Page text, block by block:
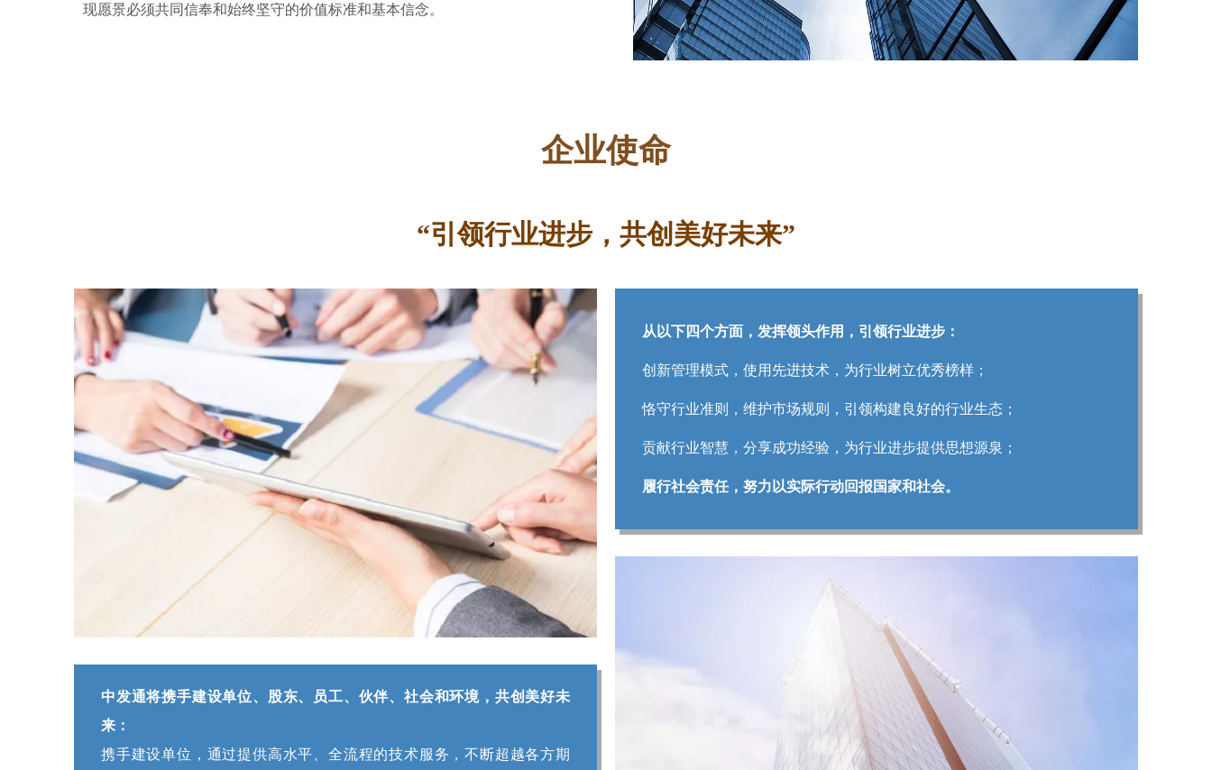
现愿景必须共同信奉和始终坚守的价值标准和基本信念。
企业使命
“引领行业进步，共创美好未来”
中发通将携手建设单位、股东、员工、伙伴、社会和环境，共创美好未
来：
携手建设单位，通过提供高水平、全流程的技术服务，不断超越各方期
从以下四个方面，发挥领头作用，引领行业进步：
创新管理模式，使用先进技术，为行业树立优秀榜样；
恪守行业准则，维护市场规则，引领构建良好的行业生态；
贡献行业智慧，分享成功经验，为行业进步提供思想源泉；
履行社会责任，努力以实际行动回报国家和社会。